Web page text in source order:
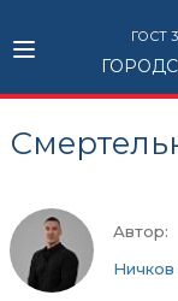
ГОСТ
Автор:
Ничков